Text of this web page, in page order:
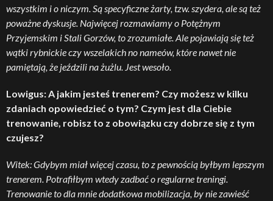
wszystkim i o niczym. Są specyficzne żarty, tzw. szydera, ale są też
poważne dyskusje. Najwięcej rozmawiamy o Potężnym
Przyjemskim i Stali Gorzów, to zrozumiałe. Ale pojawiają się też
wątki rybnickie czy wszelakich no nameów, które nawet nie
pamiętają, że jeździli na żużlu. Jest wesoło.
Lowigus: A jakim jesteś trenerem? Czy możesz w kilku
zdaniach opowiedzieć o tym? Czym jest dla Ciebie
trenowanie, robisz to z obowiązku czy dobrze się z tym
czujesz?
Witek: Gdybym miał więcej czasu, to z pewnością byłbym lepszym
trenerem. Potrafiłbym wtedy zadbać o regularne treningi.
Trenowanie to dla mnie dodatkowa mobilizacja, by nie zawieść